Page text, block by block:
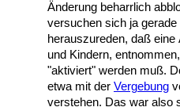
Änderung beharrlich
versuchen sich ja gerade
herauszureden, daß
und Kindern,
"aktiviert" werden muß.
etwa mit der Vergebung
verstehen. Das war also